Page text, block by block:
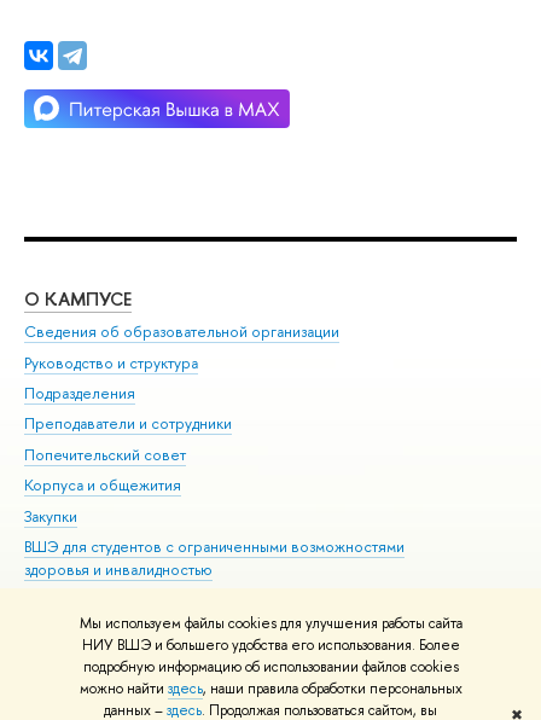
Мы используем файлы cookies для улучшения работы сайта
НИУ ВШЭ и большего удобства его использования. Более
подробную информацию об использовании файлов cookies
можно найти здесь, наши правила обработки персональных
данных –здесь. Продолжая пользоваться сайтом, вы ✖
О КАМПУСЕ
Сведения об образовательной организации
Руководство и структура
Подразделения
Преподаватели и сотрудники
Попечительский совет
Корпуса и общежития
Закупки
ВШЭ для студентов с ограниченными возможностями
здоровья и инвалидностью
Единая платежная страница